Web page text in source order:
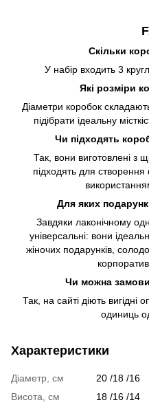
Скільки
У набір входить 3
Які розміри
Діаметри коробок
підібрати ідеальну
Чи підходять
Так, вони виготовлені з
підходять для
Для яких
Завдяки лаконічному
універсальні: вони
жіночих подарунків,
Чи можна
Так, на сайті діють вигідні
одиниць
Характеристики
Діаметр, см
20 /18 /16
Висота, см
18 /16 /14